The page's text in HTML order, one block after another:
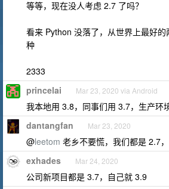
等等，现在没人考虑 2.7 了吗？
看来 Python 没落了，从世界上最好
种
2333
princelai Mar 23, 2020 via Android
我本地用 3.8，同事们用 3.7，生产环
dantangfan Mar 23, 2020
@leetom 老乡不要慌，我们都是 2.7
exhades Mar 24, 2020
公司新项目都是 3.7，自己就 3.9